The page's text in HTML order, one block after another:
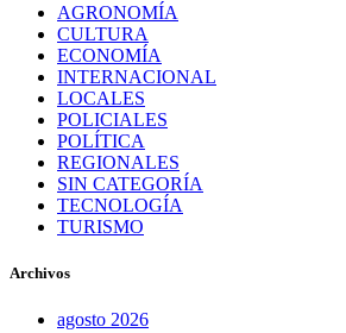
AGRONOMÍA
CULTURA
ECONOMÍA
INTERNACIONAL
LOCALES
POLICIALES
POLÍTICA
REGIONALES
SIN CATEGORÍA
TECNOLOGÍA
TURISMO
Archivos
agosto 2026